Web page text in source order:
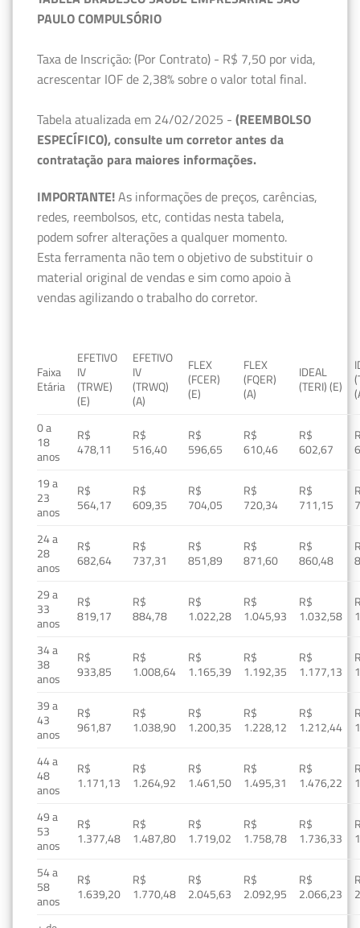
PAULO COMPULSÓRIO
Taxa de Inscrição: (Por Contrato) - R$ 7,50 por vida,
acrescentar IOF de 2,38% sobre o valor total final.
Tabela atualizada em 24/02/2025 - (REEMBOLSO
ESPECÍFICO), consulte um corretor antes da
contratação para maiores informações.
IMPORTANTE!As informações de preços, carências,
redes, reembolsos, etc, contidas nesta tabela,
podem sofrer alterações a qualquer momento.
Esta ferramenta não tem o objetivo de substituir o
material original de vendas e sim como apoio à
vendas agilizando o trabalho do corretor.
Faixa
Etária
EFETIVO
IV
(TRWE)
(E)
EFETIVO
IV
(TRWQ)
(A)
FLEX
(FCER)
(E)
FLEX
(FQER)
(A)
IDEAL
(TERI) (E)
0 a
18
anos
R$
478,11
R$
516,40
R$
596,65
R$
610,46
R$
602,67
19 a
23
anos
R$
564,17
R$
609,35
R$
704,05
R$
720,34
R$
711,15
24 a
28
anos
R$
682,64
R$
737,31
R$
851,89
R$
871,60
R$
860,48
29 a
33
anos
R$
819,17
R$
884,78
R$
1.022,28
R$
1.045,93
R$
1.032,58
34 a
38
anos
R$
933,85
R$
1.008,64
R$
1.165,39
R$
1.192,35
R$
1.177,13
39 a
43
anos
R$
961,87
R$
1.038,90
R$
1.200,35
R$
1.228,12
R$
1.212,44
44 a
48
anos
R$
1.171,13
R$
1.264,92
R$
1.461,50
R$
1.495,31
R$
1.476,22
49 a
53
anos
R$
1.377,48
R$
1.487,80
R$
1.719,02
R$
1.758,78
R$
1.736,33
54 a
58
anos
R$
1.639,20
R$
1.770,48
R$
2.045,63
R$
2.092,95
R$
2.066,23